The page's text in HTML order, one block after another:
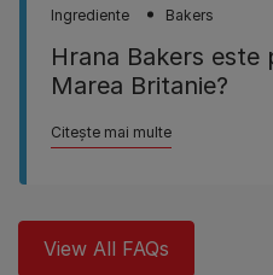
Ingrediente Bakers
Hrana Bakers este
Marea Britanie?
Citește mai multe
View All FAQs